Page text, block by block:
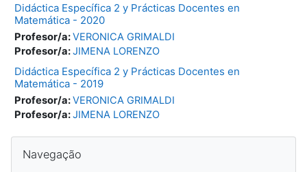
Didáctica Específica 2 y Prácticas Docentes en
Matemática - 2020
Profesor/a:VERONICA GRIMALDI
Profesor/a:JIMENA LORENZO
Didáctica Específica 2 y Prácticas Docentes en
Matemática - 2019
Profesor/a:VERONICA GRIMALDI
Profesor/a:JIMENA LORENZO
Blocos
Navegação